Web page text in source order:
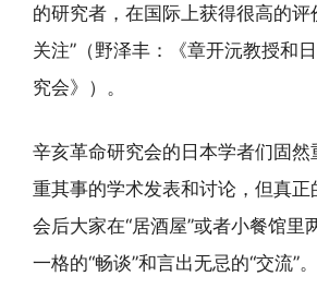
的研究者，在国际上获得很高的评
关注”（野泽丰：《章开沅教授和
究会》）。
辛亥革命研究会的日本学者们固然
重其事的学术发表和讨论，但真正
会后大家在“居酒屋”或者小餐馆里
一格的“畅谈”和言出无忌的“交流”